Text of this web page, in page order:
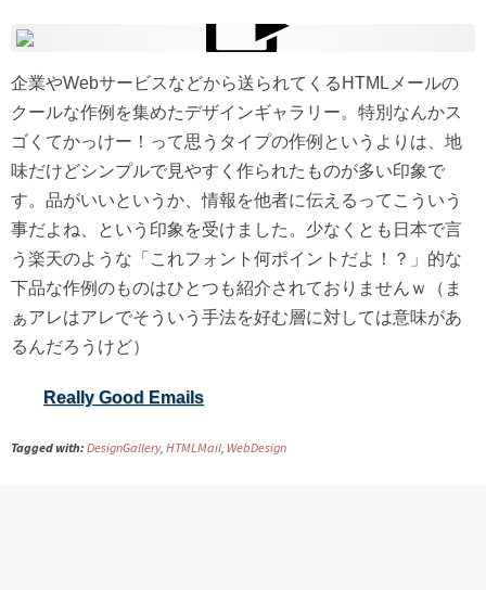
企業やWebサービスなどから送られてくるHTMLメールの
クールな作例を集めたデザインギャラリー。特別なんかス
ゴくてかっけー！って思うタイプの作例というよりは、地
味だけどシンプルで見やすく作られたものが多い印象で
す。品がいいというか、情報を他者に伝えるってこういう
事だよね、という印象を受けました。少なくとも日本で言
う楽天のような「これフォント何ポイントだよ！？」的な
下品な作例のものはひとつも紹介されておりませんｗ（ま
ぁアレはアレでそういう手法を好む層に対しては意味があ
るんだろうけど）
Really Good Emails
Tagged with: DesignGallery, HTMLMail, WebDesign